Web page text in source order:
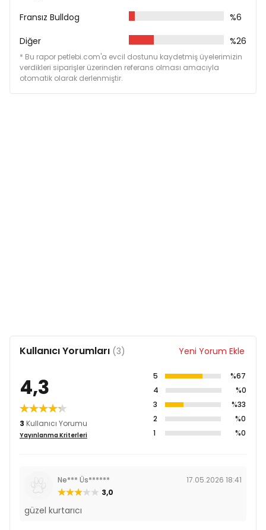
Serin ve kuru yerde saklayınız.
Fransız Bulldog
%6
Diğer
%26
* Bu rapor petlebi.com'a evcil dostunu kaydetmiş üyelerimizin
verdikleri siparişler üzerinden referans olması amacıyla
otomatik olarak derlenmiştir.
Kullanıcı Yorumları (3) Yeni Yorum Ekle
4,3
3 Kullanıcı Yorumu
Yayınlanma Kriterleri
5
%67
4
%0
3
%33
2
%0
1
%0
Ne*** Üs******
17.05.2026 18:41
3,0
güzel kurtarıcı